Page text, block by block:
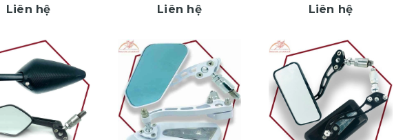
Liên hệ Liên hệ Liên hệ